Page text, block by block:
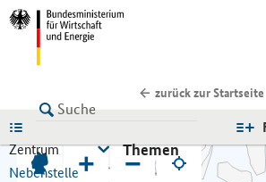
zurück zur Startseite
Zentrum
Nebenstelle
Themen
+ −